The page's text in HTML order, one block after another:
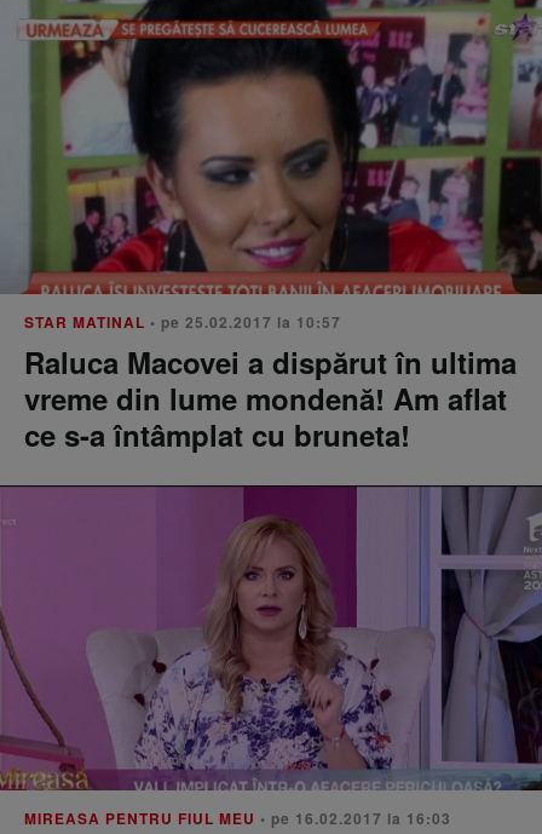
STAR MATINAL • pe 25.02.2017 la 10:57
Raluca Macovei a dispărut în ultima
vreme din lume mondenă! Am aflat
ce s-a întâmplat cu bruneta!
MIREASA PENTRU FIUL MEU • pe 16.02.2017 la 16:03